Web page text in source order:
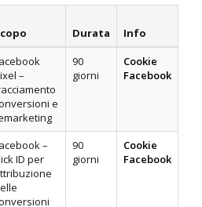
Durata Info
–
e
90
giorni
Cookie
Facebook
–
ID per
90
giorni
Cookie
Facebook